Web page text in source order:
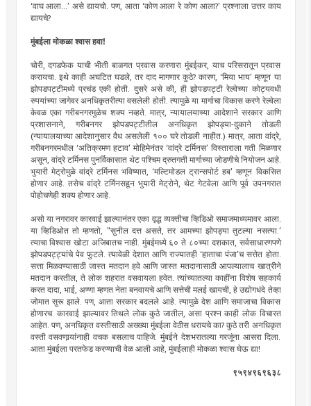
‘वाघ आला...’ असे द्यायचो. पण, आता ‘कोण आला रे कोण आला?’ प्रश्नाला उत्तर काय
द्यायचे?
मुंबईला मोकळा श्वास हवा!
चोरी, दगडफेक याची भीती बाळगत प्रवास करणारा मुंबईकर, याच परिसरातून प्रवास
करायचा. इथे काही अघटित घडले, तर दाद मागणार कुठे? कारण, ‘मिया भाय’ म्हणून या
झोपडपट्टीमध्ये प्रचंड एकी होती. दुसरे असे की, ही झोपडपट्टी रेल्वेच्या कोट्यवधी
रुपयांच्या जागेवर अनधिकृतरीत्या वसलेली होती. त्यामुळे या मार्गाचा विकास करणे रेल्वेला
केवळ एका गरीबनगरमुळेच शक्य नव्हते. मात्र, न्यायालयाच्या आदेशाने सरकार आणि
प्रशासनाने, गरीबनगर झोपडपट्टीतील अनधिकृत झोपड्या-दुकाने तोडली
(न्यायालयाच्या आदेशानुसार वैध असलेली १०० घरे तोडली नाहीत.) मात्र, आता वांद्रे,
गरीबनगरमधील ‘अतिक्रमण हटाव’ मोहिमेनंतर ‘वांद्रे टर्मिनस’ विस्ताराला गती मिळणार
असून, वांद्रे टर्मिनस पुनर्विकासात थेट पश्चिम द्रुतगती मार्गाच्या जोडणीचे नियोजन आहे.
भुयारी मेट्रोमुळे वांद्रे टर्मिनस भविष्यात, ‘मल्टिमोडल ट्रान्सपोर्ट हब’ म्हणून विकसित
होणार आहे. तसेच वांद्रे टर्मिनसहून भुयारी मेट्रोने, थेट गेटवेला आणि पूर्व उपनगरात
पोहोचणेही शक्य होणार आहे.
असो या नगरावर कारवाई झाल्यानंतर एका वृद्ध व्यक्तीचा व्हिडिओ समाजमाध्यमावर आला.
या व्हिडिओत तो म्हणतो, "सुनील दत्त असते, तर आमच्या झोपड्या तुटल्या नसत्या.’
त्याचा विश्वास खोटा अजिबातच नाही. मुंबईमध्ये ६० ते ८०च्या दशकात, सर्वसाधारणपणे
झोपडपट्ट्यांचे पेव फुटले. त्यावेळी देशात आणि राज्यातही ‘हाताचा पंजा’च सत्तेत होता.
सत्ता मिळवण्यासाठी जास्त मतदान हवे आणि जास्त मतदानासाठी आपल्यालाच खात्रीने
मतदान करतील, ते लोक शहरात वसवायला हवेत. त्यांच्यातल्या काहींना विशेष सहकार्य
करत दादा, भाई, अण्णा म्हणत नेता बनवायचे आणि सत्तेची मलई खायची, हे उद्योगधंदे तेव्हा
जोमात सुरू झाले. पण, आता सरकार बदलले आहे. त्यामुळे देश आणि समाजाचा विकास
होणारच. कारवाई झाल्यावर तिथले लोक कुठे जातील, असा प्रश्न काही लोक विचारत
आहेत. पण, अनधिकृत वस्तीसाठी अख्ख्या मुंबईला वेठीस धरायचे का? कुठे तरी अनधिकृत
वस्ती वसवणार्‍यांनाही वचक बसलाच पाहिजे. मुंबईने देशभरातल्या गरजूंना आसरा दिला.
आता मुंबईला परतफेड करण्याची वेळ आली आहे, मुंबईलाही मोकळा श्वास घेऊ द्या!
९५९४९६९६३८